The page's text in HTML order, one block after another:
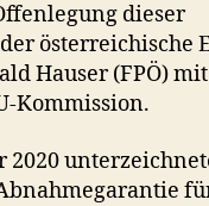
dieser
österreichische
Hauser (FPÖ)
Kommission.
2020